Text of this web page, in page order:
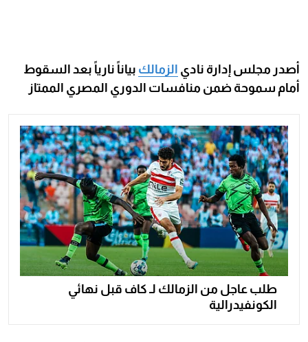
أصدر مجلس إدارة نادي الزمالك بياناً نارياً بعد السقوط
أمام سموحة ضمن منافسات الدوري المصري الممتاز
طلب عاجل من الزمالك لـ كاف قبل نهائي
الكونفيدرالية